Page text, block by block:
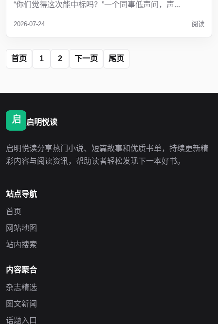
“你们觉得这次能中标吗？”一个同事低声问，声...
2026-07-24 阅读
首页 1 2 下一页 尾页
启明悦读
启明悦读分享热门小说、短篇故事和优质书单，持续更新精
彩内容与阅读资讯，帮助读者轻松发现下一本好书。
站点导航
首页
网站地图
站内搜索
内容聚合
杂志精选
图文新闻
话题入口